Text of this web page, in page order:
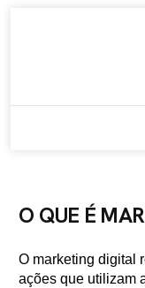
O QUE É
O marketing digital
ações que utilizam